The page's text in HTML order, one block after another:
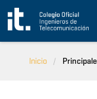
Pasar al contenido
Inicio